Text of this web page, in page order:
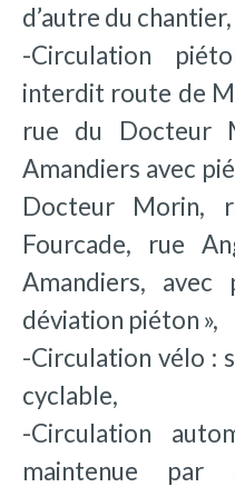
d’autre du chantier,
-Circulation
interdit route de
rue du Docteur
Amandiers avec
Docteur Morin,
Fourcade, rue
Amandiers, avec
déviation piéton »,
-Circulation vélo :
cyclable,
-Circulation
maintenue par